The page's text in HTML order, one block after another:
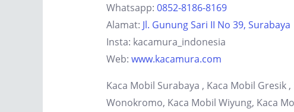
Whatsapp: 0852-8186-8169
Alamat: Jl. Gunung Sari II No 39, Surabaya
Insta: kacamura_indonesia
Web: www.kacamura.com
Kaca Mobil Surabaya , Kaca Mobil Gresik
Wonokromo, Kaca Mobil Wiyung, Kaca